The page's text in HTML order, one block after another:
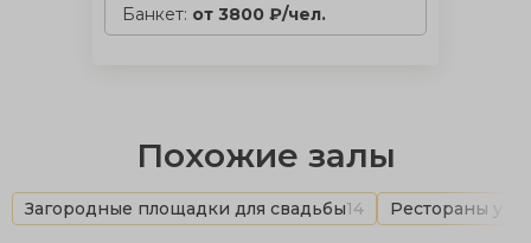
Банкет: от 3800 ₽/чел.
Похожие залы
Загородные площадки для свадьбы14 Рестораны у